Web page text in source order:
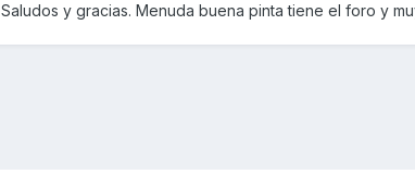
Saludos y gracias. Menuda buena pinta tiene el foro y